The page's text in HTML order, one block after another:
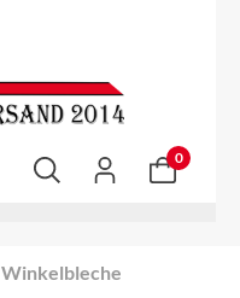
0
Winkelbleche